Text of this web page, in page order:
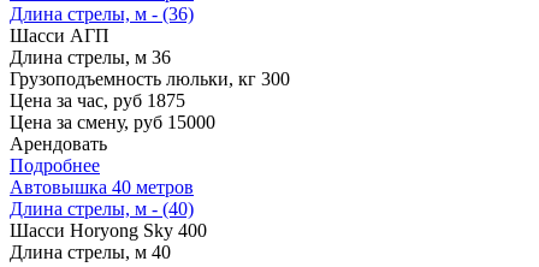
Длина стрелы, м - (36)
Шасси АГП
Длина стрелы, м 36
Грузоподъемность люльки, кг 300
Цена за час, руб 1875
Цена за смену, руб 15000
Арендовать
Подробнее
Автовышка 40 метров
Длина стрелы, м - (40)
Шасси Horyong Sky 400
Длина стрелы, м 40